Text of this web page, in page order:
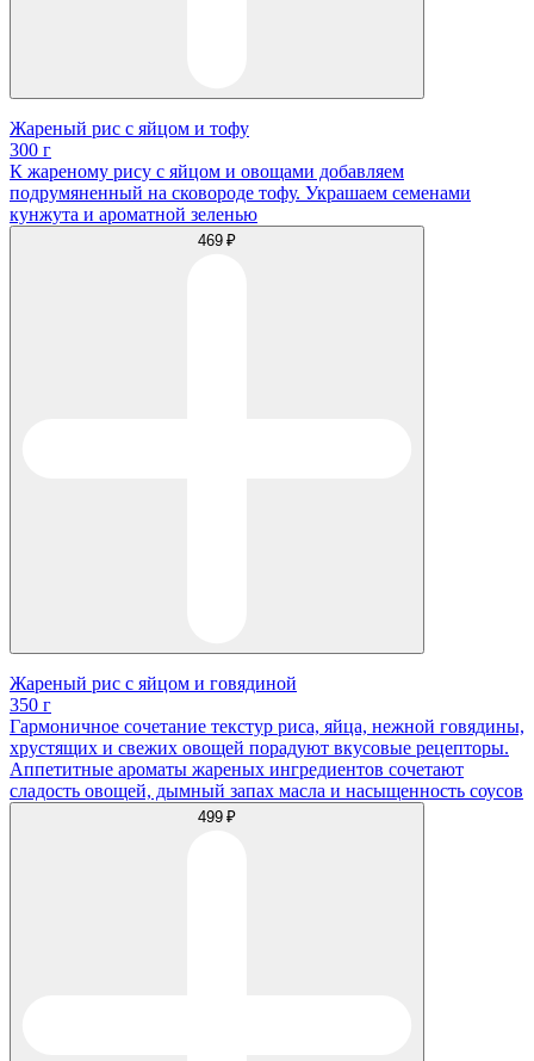
Жареный рис с яйцом и тофу
300 г
К жареному рису с яйцом и овощами добавляем
подрумяненный на сковороде тофу. Украшаем семенами
кунжута и ароматной зеленью
469 ₽
Жареный рис с яйцом и говядиной
350 г
Гармоничное сочетание текстур риса, яйца, нежной говядины,
хрустящих и свежих овощей порадуют вкусовые рецепторы.
Аппетитные ароматы жареных ингредиентов сочетают
сладость овощей, дымный запах масла и насыщенность соусов
499 ₽